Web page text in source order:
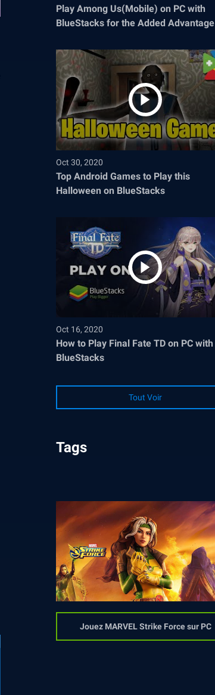
Play Among Us(Mobile) on PC with
BlueStacks for the Added Advantage
Oct 30, 2020
Top Android Games to Play this
Halloween on BlueStacks
Oct 16, 2020
How to Play Final Fate TD on PC with
BlueStacks
Tout Voir
Tags
Jouez MARVEL Strike Force sur PC